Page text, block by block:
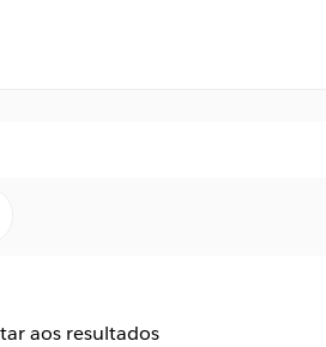
aos resultados